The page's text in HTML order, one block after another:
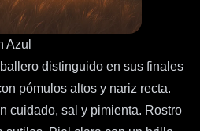
Azul
distinguido en sus finales
pómulos altos y nariz recta.
cuidado, sal y pimienta. Rostro